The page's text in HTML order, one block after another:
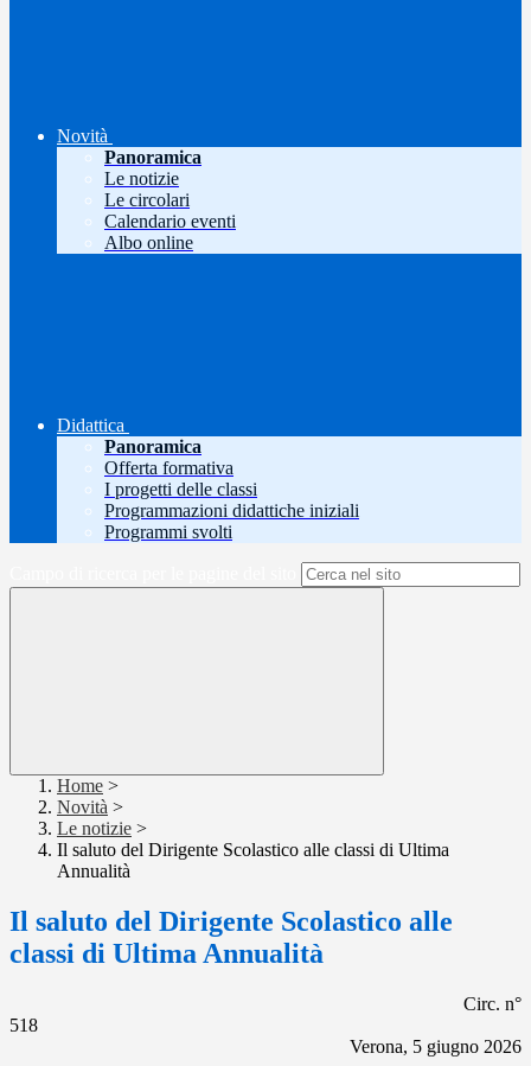
Novità
Panoramica
Le notizie
Le circolari
Calendario eventi
Albo online
Didattica
Panoramica
Offerta formativa
I progetti delle classi
Programmazioni didattiche iniziali
Programmi svolti
Home >
Novità >
Le notizie >
Il saluto del Dirigente Scolastico alle classi di Ultima
Annualità
Il saluto del Dirigente Scolastico alle
classi di Ultima Annualità
Circ. n°
518
Verona, 5 giugno 2026